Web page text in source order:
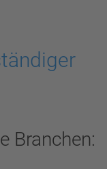
Branchen: